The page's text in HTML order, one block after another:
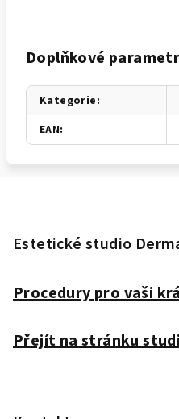
Doplňkové
Kategorie:
EAN:
Estetické studio
Procedury pro vaši
Přejít na stránku